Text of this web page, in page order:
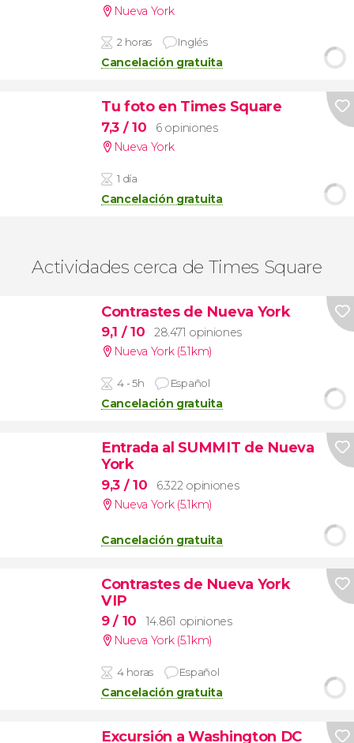
Nueva York
2 horas Inglés
Cancelación gratuita
Tu foto en Times Square
7,3 / 10
6 opiniones
Nueva York
1 día
Cancelación gratuita
Actividades cerca de Times Square
Contrastes de Nueva York
9,1 / 10
28.471 opiniones
Nueva York (5.1km)
4 - 5h Español
Cancelación gratuita
Entrada al SUMMIT de Nueva
York
9,3 / 10
6.322 opiniones
Nueva York (5.1km)
Cancelación gratuita
Contrastes de Nueva York
VIP
9/ 10
14.861 opiniones
Nueva York (5.1km)
4 horas Español
Cancelación gratuita
Excursión a Washington DC